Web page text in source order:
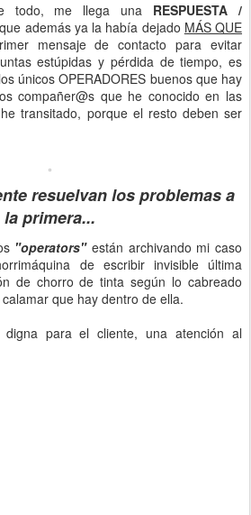
todo, me llega una RESPUESTA /
que además ya la había dejado MÁS QUE
mensaje de contacto para evitar
estúpidas y pérdida de tiempo, es
únicos OPERADORES buenos que hay
compañer@s que he conocido en las
transitado, porque el resto deben ser
resuelvan los problemas a
la primera...
"operators"están archivando mi caso
de escribir invisible última
de chorro de tinta según lo cabreado
que hay dentro de ella.
para el cliente, una atención al